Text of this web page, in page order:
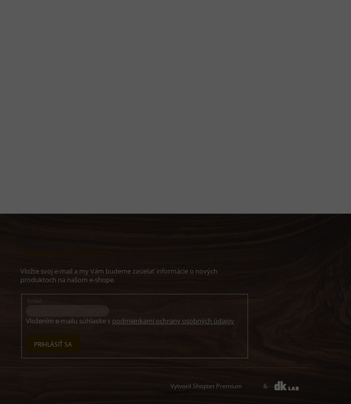
Vložte svoj e-mail a my Vám budeme zasielať informácie o nových
produktoch na našom e-shope.
Email
Vložením e-mailu súhlasíte s podmienkami ochrany osobných údajov
PRIHLÁSIŤ SA
Vytvoril Shoptet Premium &